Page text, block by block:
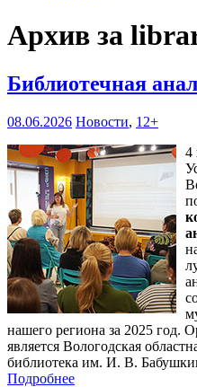
Архив за
Библиотечная
08.06.2026 Новости, 12+
4
нашего региона за 2025 год.
является Вологодская
библиотека им. И. В.
Подробнее